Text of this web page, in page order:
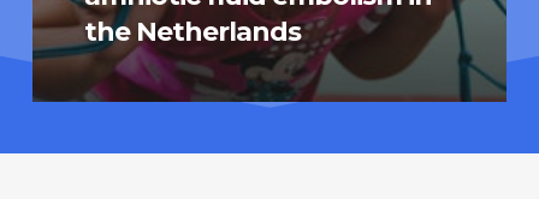
the Netherlands